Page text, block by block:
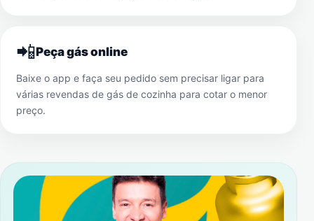
📲Peça gás online
Baixe o app e faça seu pedido sem precisar ligar para
várias revendas de gás de cozinha para cotar o menor
preço.